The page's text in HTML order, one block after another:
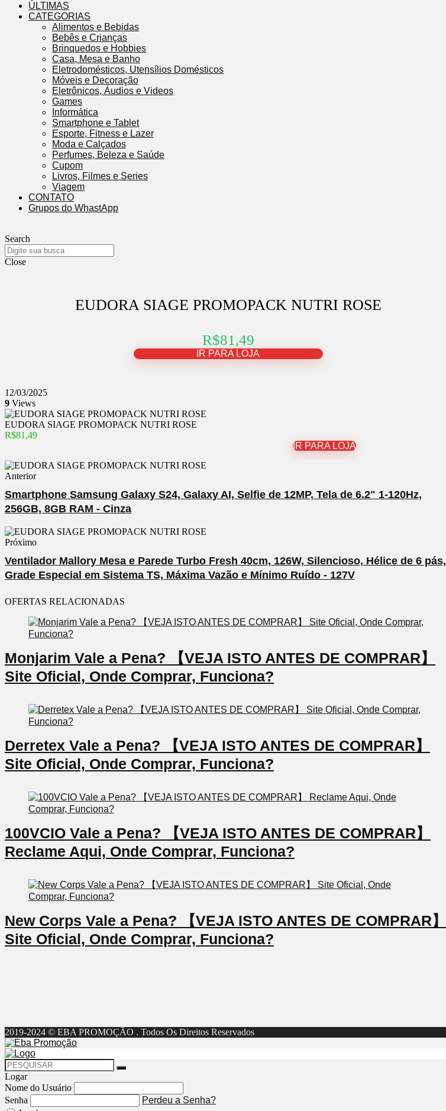
ÚLTIMAS
CATEGORIAS
Alimentos e Bebidas
Bebês e Crianças
Brinquedos e Hobbies
Casa, Mesa e Banho
Eletrodomésticos, Utensílios Domésticos
Móveis e Decoração
Eletrônicos, Áudios e Videos
Games
Informática
Smartphone e Tablet
Esporte, Fitness e Lazer
Moda e Calçados
Perfumes, Beleza e Saúde
Cupom
Livros, Filmes e Series
Viagem
CONTATO
Grupos do WhastApp
Search
Close
EUDORA SIAGE PROMOPACK NUTRI ROSE
R$81,49
IR PARA LOJA
12/03/2025
9 Views
EUDORA SIAGE PROMOPACK NUTRI ROSE
R$81,49
IR PARA LOJA
Anterior
Smartphone Samsung Galaxy S24, Galaxy AI, Selfie de 12MP, Tela de 6.2" 1-120Hz,
256GB, 8GB RAM - Cinza
Próximo
Ventilador Mallory Mesa e Parede Turbo Fresh 40cm, 126W, Silencioso, Hélice de 6 pás,
Grade Especial em Sistema TS, Máxima Vazão e Mínimo Ruído - 127V
OFERTAS RELACIONADAS
Monjarim Vale a Pena? 【VEJA ISTO ANTES DE COMPRAR】
Site Oficial, Onde Comprar, Funciona?
Derretex Vale a Pena? 【VEJA ISTO ANTES DE COMPRAR】
Site Oficial, Onde Comprar, Funciona?
100VCIO Vale a Pena? 【VEJA ISTO ANTES DE COMPRAR】
Reclame Aqui, Onde Comprar, Funciona?
New Corps Vale a Pena? 【VEJA ISTO ANTES DE COMPRAR】
Site Oficial, Onde Comprar, Funciona?
2019-2024 © EBA PROMOÇÃO . Todos Os Direitos Reservados
Logar
Nome do Usuário
Senha
Perdeu a Senha?